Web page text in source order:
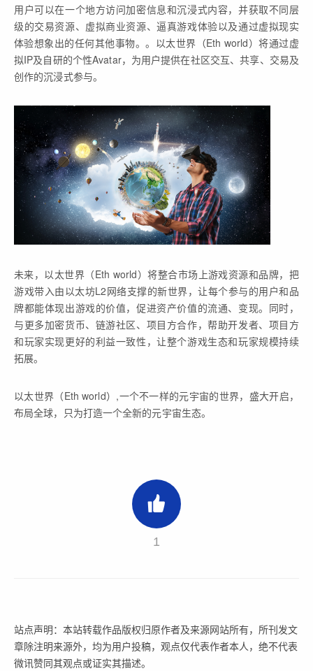
用户可以在一个地方访问加密信息和沉浸式内容，并获取不同层
级的交易资源、虚拟商业资源、逼真游戏体验以及通过虚拟现实
体验想象出的任何其他事物。。以太世界（Eth world）将通过虚
拟IP及自研的个性Avatar，为用户提供在社区交互、共享、交易及
创作的沉浸式参与。
未来，以太世界（Eth world）将整合市场上游戏资源和品牌，把
游戏带入由以太坊L2网络支撑的新世界，让每个参与的用户和品
牌都能体现出游戏的价值，促进资产价值的流通、变现。同时，
与更多加密货币、链游社区、项目方合作，帮助开发者、项目方
和玩家实现更好的利益一致性，让整个游戏生态和玩家规模持续
拓展。
以太世界（Eth world）,一个不一样的元宇宙的世界，盛大开启，
布局全球，只为打造一个全新的元宇宙生态。
1
站点声明：本站转载作品版权归原作者及来源网站所有，所刊发文
章除注明来源外，均为用户投稿，观点仅代表作者本人，绝不代表
微讯赞同其观点或证实其描述。